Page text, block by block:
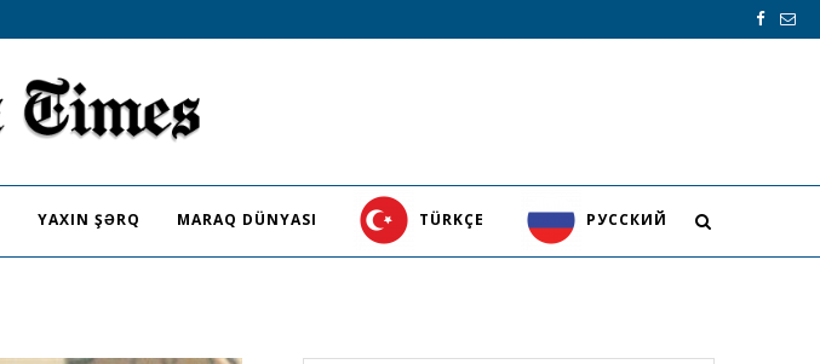
YAXIN ŞƏRQ MARAQ DÜNYASI TÜRKÇE PУССКИЙ